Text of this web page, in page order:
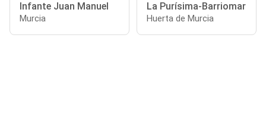
Infante Juan Manuel
Murcia
La Purísima-Barriomar
Huerta de Murcia